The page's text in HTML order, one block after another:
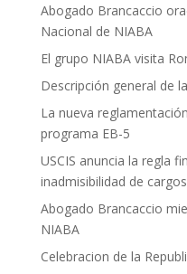
Abogado Brancaccio
Nacional de NIABA
El grupo NIABA visita
Descripción general de
La nueva
programa EB-5
USCIS anuncia la regla
inadmisibilidad de
Abogado Brancaccio
NIABA
Celebracion de la